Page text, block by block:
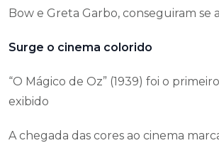
Bow e Greta Garbo, conseguiram se
Surge o cinema colorido
“O Mágico de Oz” (1939) foi o
exibido
A chegada das cores ao cinema